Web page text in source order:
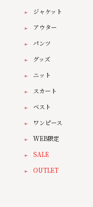
ジャケット
アウター
パンツ
グッズ
ニット
スカート
ベスト
ワンピース
WEB限定
SALE
OUTLET